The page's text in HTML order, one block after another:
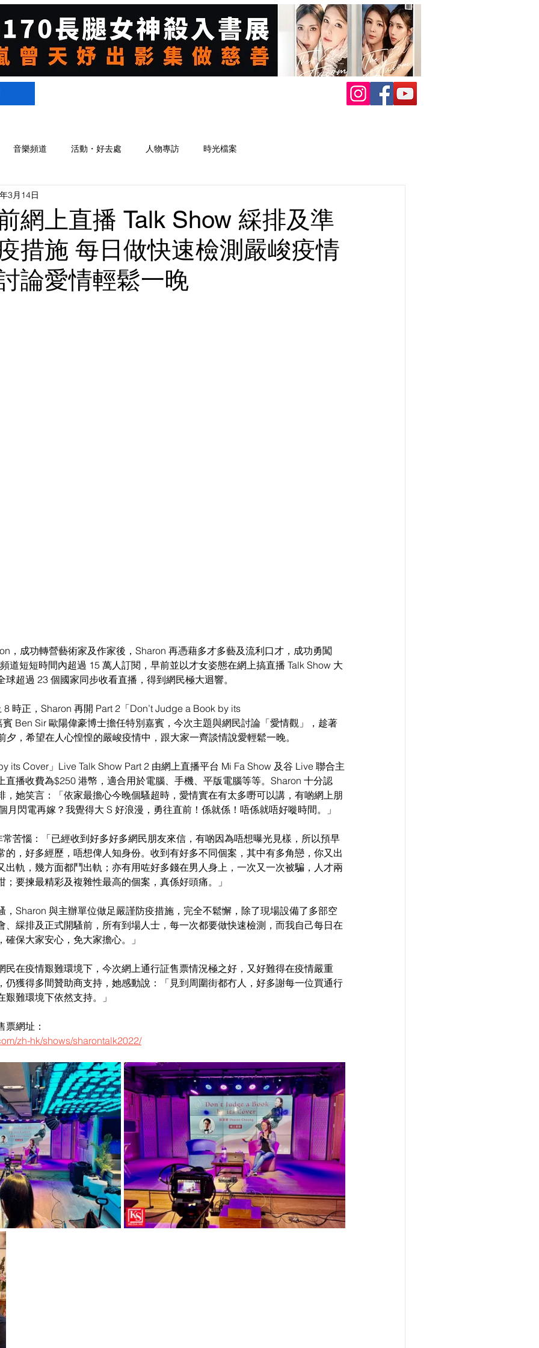
音樂頻道 活動・好去處 人物專訪 時光檔案
網上直播 Talk Show 綵排及準
措施 每日做快速檢測嚴峻疫情
論愛情輕鬆一晚
3月14日
，成功轉營藝術家及作家後，Sharon 再憑藉多才多藝及流利口才，成功勇闖
道短短時間內超過 15 萬人訂閱，早前並以才女姿態在網上搞直播 Talk Show 大
球超過 23 個國家同步收看直播，得到網民極大迴響。
時正，Sharon 再開 Part 2「Don’t Judge a Book by its
Ben Sir 歐陽偉豪博士擔任特別嘉賓，今次主題與網民討論「愛情觀」，趁著
夕，希望在人心惶惶的嚴峻疫情中，跟大家一齊談情說愛輕鬆一晚。
its Cover」Live Talk Show Part 2 由網上直播平台 Mi Fa Show 及谷 Live 聯合主
直播收費為$250 港幤，適合用於電腦、手機、平版電腦等等。Sharon 十分認
，她笑言：「依家最擔心今晚個騷超時，愛情實在有太多嘢可以講，有啲網上朋
月閃電再嫁？我覺得大 S 好浪漫，勇往直前！係就係！唔係就唔好嘥時間。」
苦惱：「已經收到好多好多網民朋友來信，有啲因為唔想曝光見樣，所以預早
的，好多經歷，唔想俾人知身份。收到有好多不同個案，其中有多角戀，你又出
出軌，幾方面都鬥出軌；亦有用咗好多錢在男人身上，一次又一次被騙，人才兩
要揀最精彩及複雜性最高的個案，真係好頭痛。」
，Sharon 與主辦單位做足嚴謹防疫措施，完全不鬆懈，除了現場設備了多部空
、綵排及正式開騷前，所有到場人士，每一次都要做快速檢測，而我自己每日在
保大家安心，免大家擔心。」
民在疫情艱難環境下，今次網上通行証售票情況極之好，又好難得在疫情嚴重
仍獲得多間贊助商支持，她感動說：「見到周圍街都冇人，好多謝每一位買通行
難環境下依然支持。」
票網址：
zh-hk/shows/sharontalk2022/